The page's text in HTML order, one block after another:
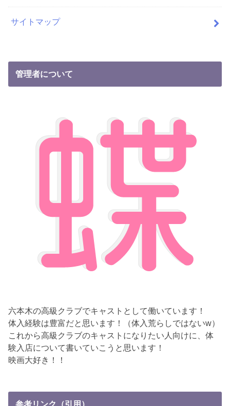
サイトマップ
管理者について
六本木の高級クラブでキャストとして働いています！
体入経験は豊富だと思います！（体入荒らしではないw）
これから高級クラブのキャストになりたい人向けに、体
験入店について書いていこうと思います！
映画大好き！！
参考リンク（引用）